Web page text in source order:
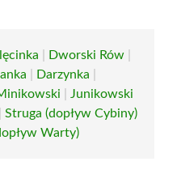
Dworski Rów
Darzynka
Junikowski
|Struga (dopływ Cybiny)
Warty)